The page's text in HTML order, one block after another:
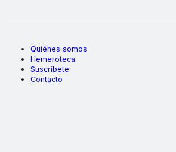
Quiénes somos
Hemeroteca
Suscríbete
Contacto